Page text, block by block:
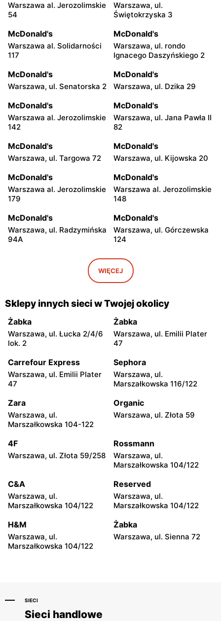
Warszawa al. Jerozolimskie
54
Warszawa, ul.
Świętokrzyska 3
McDonald's
Warszawa al. Solidarności
117
McDonald's
Warszawa, ul. rondo
Ignacego Daszyńskiego 2
McDonald's
Warszawa, ul. Senatorska 2
McDonald's
Warszawa, ul. Dzika 29
McDonald's
Warszawa al. Jerozolimskie
142
McDonald's
Warszawa, ul. Jana Pawła II
82
McDonald's
Warszawa, ul. Targowa 72
McDonald's
Warszawa, ul. Kijowska 20
McDonald's
Warszawa al. Jerozolimskie
179
McDonald's
Warszawa al. Jerozolimskie
148
McDonald's
Warszawa, ul. Radzymińska
94A
McDonald's
Warszawa, ul. Górczewska
124
Warszawa, ul. Grochowska
McDonald's
Warszawa, ul. Łopuszańska
2
McDonald's
Warszawa, ul. Wołoska 12
McDonald's
Warszawa, ul. Powsińska 31
McDonald's
Warszawa, ul. Komitetu
McDonald's
Warszawa, ul. Połczyńska
McDonald's
Warszawa, ul. Wrocławska
McDonald's
Warszawa, ul. Wincentego
McDonald's
Warszawa, ul. Żwirki i
McDonald's
McDonald's McDonald's
Warszawa, ul. Górczewska
McDonald's
Warszawa, ul. Jubilerska
McDonald's
Warszawa, ul. Radzymińska
McDonald's
Warszawa, ul. Josepha
McDonald's
WIĘCEJ
Sklepy innych sieci w Twojej okolicy
Żabka
Warszawa, ul. Łucka 2/4/6
lok. 2
Żabka
Warszawa, ul. Emilii Plater
47
Carrefour Express
Warszawa, ul. Emilii Plater
47
Sephora
Warszawa, ul.
Marszałkowska 116/122
Zara
Warszawa, ul.
Marszałkowska 104-122
Organic
Warszawa, ul. Złota 59
4F
Warszawa, ul. Złota 59/258
Rossmann
Warszawa, ul.
Marszałkowska 104/122
C&A
Warszawa, ul.
Marszałkowska 104/122
Reserved
Warszawa, ul.
Marszałkowska 104/122
H&M
Warszawa, ul.
Marszałkowska 104/122
Żabka
Warszawa, ul. Sienna 72
SIECI
Sieci handlowe